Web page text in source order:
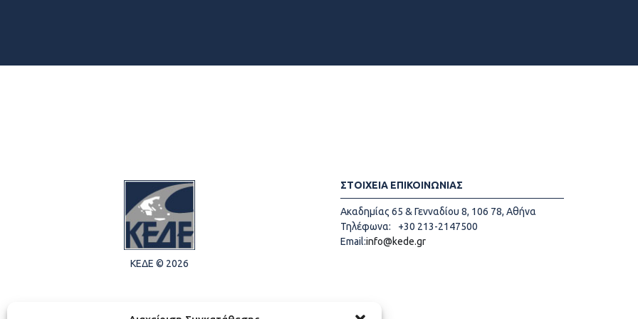
ΚΕΔΕ © 2026
ΣΤΟΙΧΕΙΑ ΕΠΙΚΟΙΝΩΝΙΑΣ
Ακαδημίας 65 & Γενναδίου 8, 106 78, Αθήνα
Τηλέφωνα:
+30 213-2147500
Email:info@kede.gr